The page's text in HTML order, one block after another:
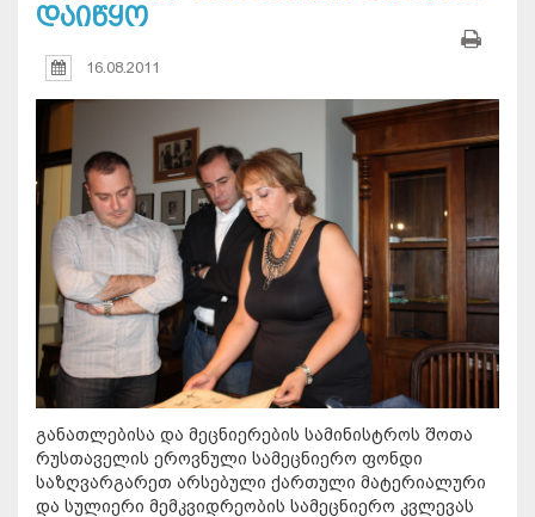
დაიწყო
16.08.2011
განათლებისა და მეცნიერების სამინისტროს შოთა
რუსთაველის ეროვნული სამეცნიერო ფონდი
საზღვარგარეთ არსებული ქართული მატერიალური
და სულიერი მემკვიდრეობის სამეცნიერო კვლევას